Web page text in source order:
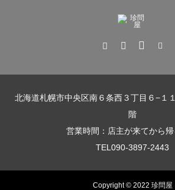
北海道札幌市中央区南６条西３丁目６−１
階
営業時間：店主が来てから
TEL090-3897-2443
Copyright © 2022 珍問屋